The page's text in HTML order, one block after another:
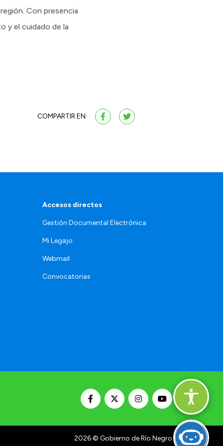
Con presencia
y el cuidado de la
COMPARTIR EN:
Accesos directos
Gestión Documental Electrónica
Mi Legajo
Webmail
Convocatorias
2026© Gobierno de Río Negro